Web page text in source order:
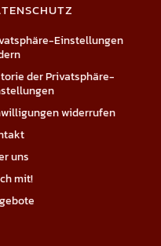
Einstellungen
der Privatsphäre-
widerrufen
uns
mit!